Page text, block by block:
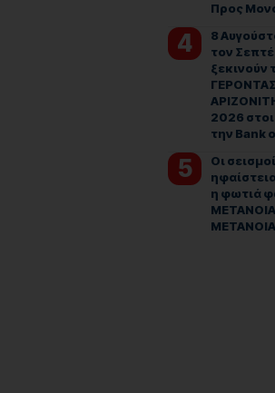
Προς
8
τον
ξεκινούν
2026
την Bank
Οι
η φωτιά
ΜΕΤΑΝΟΙΑ